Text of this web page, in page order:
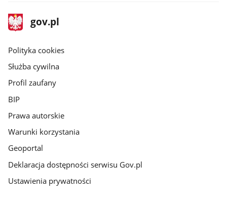
stopka
gov.pl
Strona
gov.pl
gov.pl
Polityka cookies
Służba cywilna
Profil zaufany
BIP
Prawa autorskie
Warunki korzystania
Geoportal
Deklaracja dostępności serwisu Gov.pl
Ustawienia prywatności